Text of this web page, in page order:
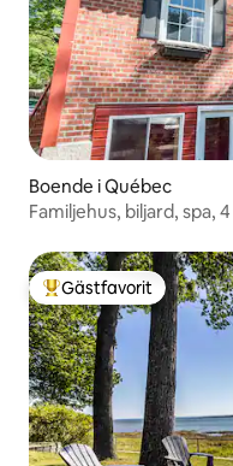
Boende i Québec
Familjehus, biljard, spa,
Populär gästfavorit
Gästfavorit